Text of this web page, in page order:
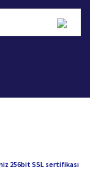
256bit SSL sertifikası